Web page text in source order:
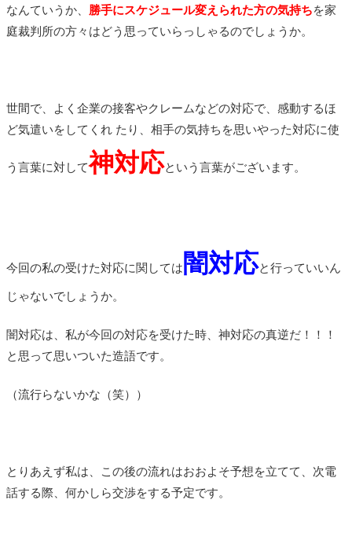
なんていうか、 勝手にスケジュール変えられた方の気持ちを家
庭裁判所の方々はどう思っていらっしゃるのでしょうか。
世間で、よく 企業の接客やクレームなどの対応で、感動するほ
ど気遣いをしてくれ たり、相手の気持ちを思いやった対応に使
う言葉に対して神対応という言葉がございます。
今回の私の受けた対応に関しては 闇対応と行っていいん
じゃないでしょうか。
闇対応は、私が今回の対応を受けた時、神対応の真逆だ！！！
と思って思いついた造語です。
（流行らないかな（笑））
とりあえず私は、この後の流れはおおよそ予想を立てて、次電
話する際、何かしら交渉をする予定です。